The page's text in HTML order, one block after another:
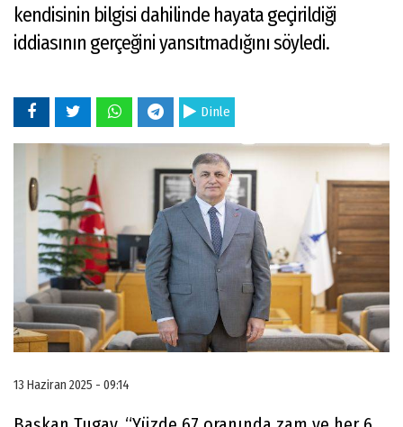
kendisinin bilgisi dahilinde hayata geçirildiği
iddiasının gerçeğini yansıtmadığını söyledi.
Dinle
13 Haziran 2025 - 09:14